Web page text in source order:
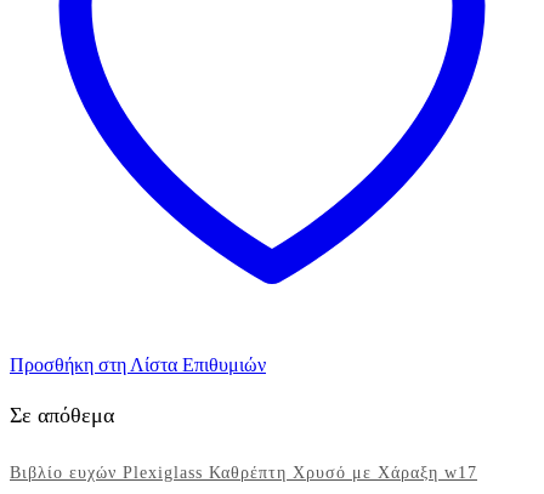
Προσθήκη στη Λίστα Επιθυμιών
Σε απόθεμα
Βιβλίο ευχών Plexiglass Καθρέπτη Χρυσό με Χάραξη w17